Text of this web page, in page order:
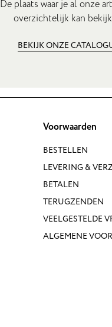
De plaats waar je al onze
overzichtelijk kan
BEKIJK ONZE
Voorwaarden
BESTELLEN
LEVERING &
BETALEN
TERUGZENDEN
VEELGESTELDE
ALGEMENE